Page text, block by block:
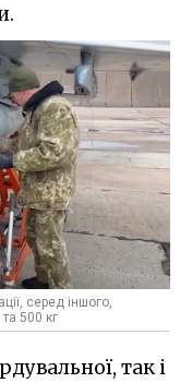
серед іншого,
500 кг
так і